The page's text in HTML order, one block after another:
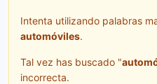
Intenta utilizando palabras
automóviles.
Tal vez has buscado "
incorrecta.